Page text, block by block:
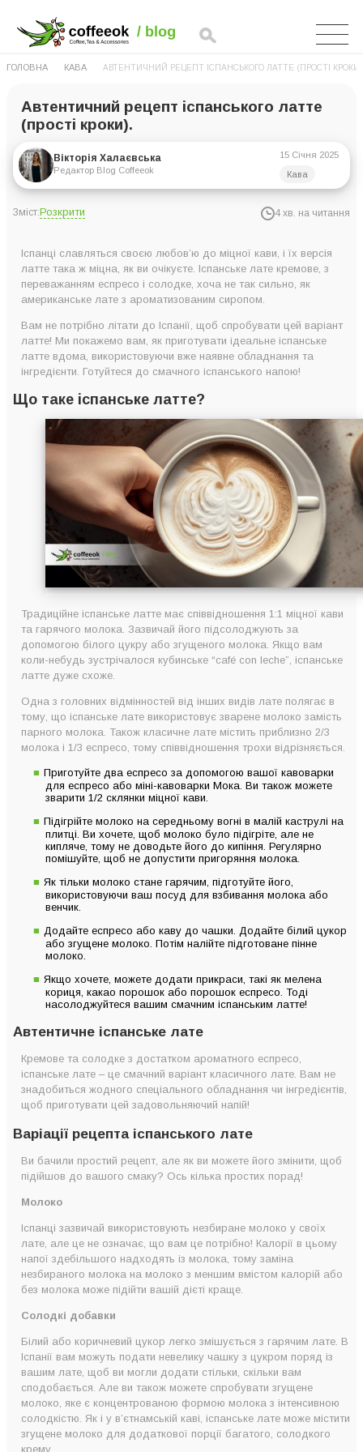
ГОЛОВНА КАВА АВТЕНТИЧНИЙ РЕЦЕПТ ІСПАНСЬКОГО ЛАТТЕ (ПРОСТІ
Автентичний рецепт іспанського латте
(прості кроки).
Вікторія Халаєвська
Редактор Blog Coffeeok
15 Січня 2025
Кава
Зміст:Розкрити 4 хв. на читання
Автентичне іспанське лате
Варіації рецепта іспанського лате
Іспанці славляться своєю любов’ю до міцної кави, і їх версія
латте така ж міцна, як ви очікуєте. Іспанське лате кремове, з
переважанням еспресо і солодке, хоча не так сильно, як
американське лате з ароматизованим сиропом.
Вам не потрібно літати до Іспанії, щоб спробувати цей варіант
латте! Ми покажемо вам, як приготувати ідеальне іспанське
латте вдома, використовуючи вже наявне обладнання та
інгредієнти. Готуйтеся до смачного іспанського напою!
Що таке іспанське латте?
Традиційне іспанське латте має співвідношення 1:1 міцної кави
та гарячого молока. Зазвичай його підсолоджують за
допомогою білого цукру або згущеного молока. Якщо вам
коли-небудь зустрічалося кубинське “café con leche”, іспанське
латте дуже схоже.
Одна з головних відмінностей від інших видів лате полягає в
тому, що іспанське лате використовує зварене молоко замість
парного молока. Також класичне лате містить приблизно 2/3
молока і 1/3 еспресо, тому співвідношення трохи відрізняється.
Приготуйте два еспресо за допомогою вашої кавоварки
для еспресо або міні-кавоварки Мока. Ви також можете
зварити 1/2 склянки міцної кави.
Підігрійте молоко на середньому вогні в малій каструлі на
плитці. Ви хочете, щоб молоко було підігріте, але не
кипляче, тому не доводьте його до кипіння. Регулярно
помішуйте, щоб не допустити пригоряння молока.
Як тільки молоко стане гарячим, підготуйте його,
використовуючи ваш посуд для взбивання молока або
венчик.
Додайте еспресо або каву до чашки. Додайте білий цукор
або згущене молоко. Потім налійте підготоване пінне
молоко.
Якщо хочете, можете додати прикраси, такі як мелена
кориця, какао порошок або порошок еспресо. Тоді
насолоджуйтеся вашим смачним іспанським латте!
Автентичне іспанське лате
Кремове та солодке з достатком ароматного еспресо,
іспанське лате – це смачний варіант класичного лате. Вам не
знадобиться жодного спеціального обладнання чи інгредієнтів,
щоб приготувати цей задовольняючий напій!
Варіації рецепта іспанського лате
Ви бачили простий рецепт, але як ви можете його змінити, щоб
підійшов до вашого смаку? Ось кілька простих порад!
Молоко
Іспанці зазвичай використовують незбиране молоко у своїх
лате, але це не означає, що вам це потрібно! Калорії в цьому
напої здебільшого надходять із молока, тому заміна
незбираного молока на молоко з меншим вмістом калорій або
без молока може підійти вашій дієті краще.
Солодкі добавки
Білий або коричневий цукор легко змішується з гарячим лате. В
Іспанії вам можуть подати невелику чашку з цукром поряд із
вашим лате, щоб ви могли додати стільки, скільки вам
сподобається. Але ви також можете спробувати згущене
молоко, яке є концентрованою формою молока з інтенсивною
солодкістю. Як і у в’єтнамській каві, іспанське лате може містити
згущене молоко для додаткової порції багатого, солодкого
крему.